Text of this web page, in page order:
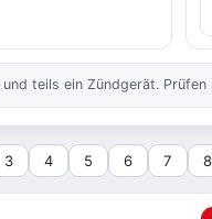
teils ein Zündgerät.
3 4 5 6 7 8